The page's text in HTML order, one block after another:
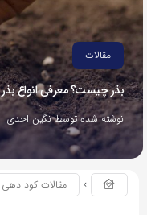
مقالات
بذر چیست؟ معرفی انواع بذر
نوشته شده توسط نگین احدی
مقالات کود دهی